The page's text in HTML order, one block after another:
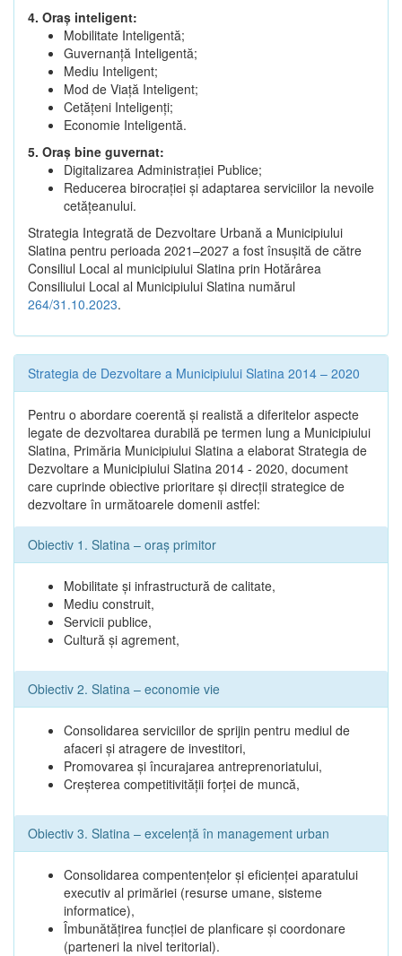
4. Oraș inteligent:
Mobilitate Inteligentă;
Guvernanță Inteligentă;
Mediu Inteligent;
Mod de Viață Inteligent;
Cetățeni Inteligenți;
Economie Inteligentă.
5. Oraș bine guvernat:
Digitalizarea Administrației Publice;
Reducerea birocrației și adaptarea serviciilor la nevoile
cetățeanului.
Strategia Integrată de Dezvoltare Urbană a Municipiului
Slatina pentru perioada 2021–2027 a fost însuşită de către
Consiliul Local al municipiului Slatina prin Hotărârea
Consiliului Local al Municipiului Slatina numărul
264/31.10.2023.
Strategia de Dezvoltare a Municipiului Slatina 2014 – 2020
Pentru o abordare coerentă şi realistă a diferitelor aspecte
legate de dezvoltarea durabilă pe termen lung a Municipiului
Slatina, Primăria Municipiului Slatina a elaborat Strategia de
Dezvoltare a Municipiului Slatina 2014 - 2020, document
care cuprinde obiective prioritare şi direcţii strategice de
dezvoltare în următoarele domenii astfel:
Obiectiv 1. Slatina – oraş primitor
Mobilitate şi infrastructură de calitate,
Mediu construit,
Servicii publice,
Cultură şi agrement,
Obiectiv 2. Slatina – economie vie
Consolidarea serviciilor de sprijin pentru mediul de
afaceri şi atragere de investitori,
Promovarea şi încurajarea antreprenoriatului,
Creşterea competitivităţii forţei de muncă,
Obiectiv 3. Slatina – excelenţă în management urban
Consolidarea compentenţelor şi eficienţei aparatului
executiv al primăriei (resurse umane, sisteme
informatice),
Îmbunătăţirea funcţiei de planficare şi coordonare
(parteneri la nivel teritorial).